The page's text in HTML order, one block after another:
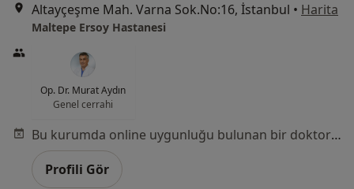
Altayçeşme Mah. Varna Sok.No:16, İstanbul • Harita
Maltepe Ersoy Hastanesi
Op. Dr. Murat Aydın
Genel cerrahi
Bu kurumda online uygunluğu bulunan bir doktor veya uzman bulunamadı
Profili Gör